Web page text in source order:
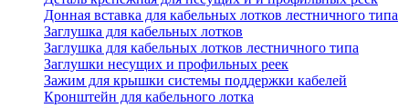
Донная вставка для кабельных лотков лестничного типа
Заглушка для кабельных лотков
Заглушка для кабельных лотков лестничного типа
Заглушки несущих и профильных реек
Зажим для крышки системы поддержки кабелей
Кронштейн для кабельного лотка